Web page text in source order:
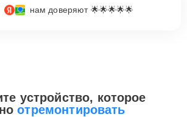
нам доверяют 🌟🌟🌟🌟🌟
устройство, которое
отремонтировать